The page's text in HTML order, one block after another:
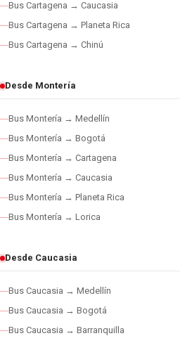
Bus Cartagena → Caucasia
Bus Cartagena → Planeta Rica
Bus Cartagena → Chinú
Desde Montería
Bus Montería → Medellín
Bus Montería → Bogotá
Bus Montería → Cartagena
Bus Montería → Caucasia
Bus Montería → Planeta Rica
Bus Montería → Lorica
Desde Caucasia
Bus Caucasia → Medellín
Bus Caucasia → Bogotá
Bus Caucasia → Barranquilla